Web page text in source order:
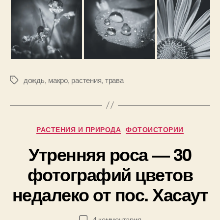
Меткидождь, макро, растения, трава
Рубрики
РАСТЕНИЯ И ПРИРОДА ФОТОИСТОРИИ
Утренняя роса — 30
фотографий цветов
недалеко от пос. Хасаут
в
р
:
П
а
в
3
1
0